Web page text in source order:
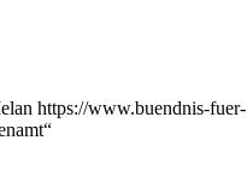
https://www.buendnis-fuer-